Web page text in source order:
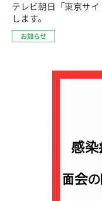
テレビ朝日「東京サ
します。
お知らせ